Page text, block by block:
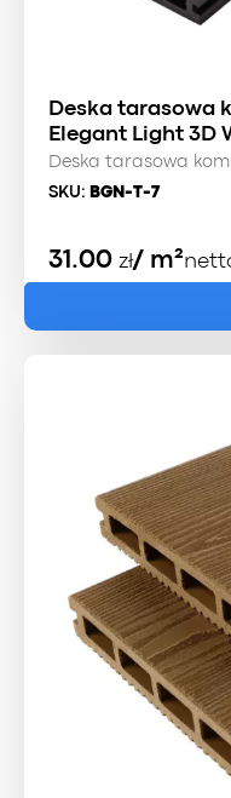
Deska tarasowa
Elegant Light 3D
Deska tarasowa
SKU: BGN-T-7
31.00 zł/ m²